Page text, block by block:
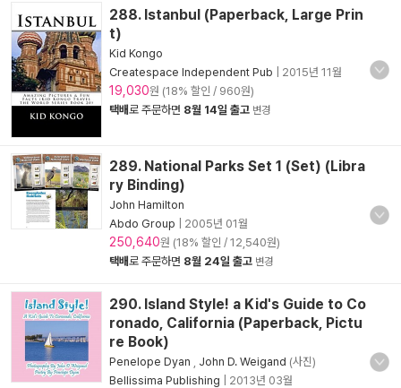
288. Istanbul (Paperback, Large Prin
t)
Kid Kongo
Createspace Independent Pub
2015년 11월
19,030원 (18% 할인 / 960원)
택배로 주문하면 8월 14일 출고 변경
289. National Parks Set 1 (Set) (Libra
ry Binding)
John Hamilton
Abdo Group
2005년 01월
250,640원 (18% 할인 / 12,540원)
택배로 주문하면 8월 24일 출고 변경
290. Island Style! a Kid's Guide to Co
ronado, California (Paperback, Pictu
re Book)
Penelope Dyan John D. Weigand (사진)
Bellissima Publishing
2013년 03월